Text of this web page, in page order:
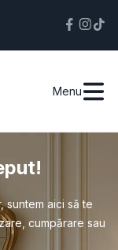
Menu
suntem aici să te
cumpărare sau